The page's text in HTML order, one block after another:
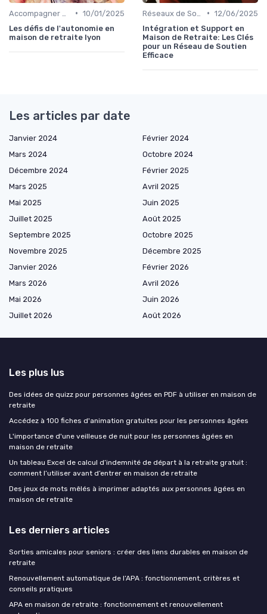
• 10/01/2025
Les défis de l'autonomie en
maison de retraite lyon
• 12/06/2025
Intégration et Support en
Maison de Retraite: Les Clés
pour un Réseau de Soutien
Efficace
Les articles par date
Janvier 2024
Février 2024
Mars 2024
Octobre 2024
Décembre 2024
Février 2025
Mars 2025
Avril 2025
Mai 2025
Juin 2025
Juillet 2025
Août 2025
Septembre 2025
Octobre 2025
Novembre 2025
Décembre 2025
Janvier 2026
Février 2026
Mars 2026
Avril 2026
Mai 2026
Juin 2026
Juillet 2026
Août 2026
Les plus lus
Des idées de quizz pour personnes âgées en PDF à utiliser en maison de
retraite
Accédez à 100 fiches d'animation gratuites pour les personnes âgées
L'importance d'une veilleuse de nuit pour les personnes âgées en
maison de retraite
Un tableau Excel de calcul d’indemnité de départ à la retraite gratuit :
comment l’utiliser avant d’entrer en maison de retraite
Des jeux de mots mêlés à imprimer adaptés aux personnes âgées en
maison de retraite
Les derniers articles
Sorties amicales pour seniors : créer des liens durables en maison de
retraite
Renouvellement automatique de l’APA : fonctionnement, critères et
conseils pratiques
APA en maison de retraite : fonctionnement et renouvellement